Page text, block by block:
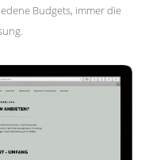
Budgets, immer die